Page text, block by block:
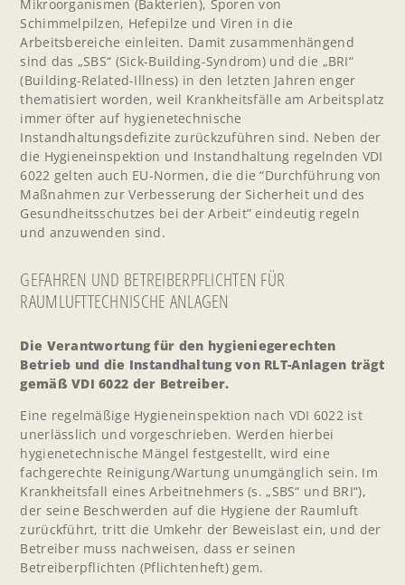
Mikroorganismen (Bakterien), Sporen von
Schimmelpilzen, Hefepilze und Viren in die
Arbeitsbereiche einleiten. Damit zusammenhängend
sind das „SBS“ (Sick-Building-Syndrom) und die „BRI“
(Building-Related-Illness) in den letzten Jahren enger
thematisiert worden, weil Krankheitsfälle am Arbeitsplatz
immer öfter auf hygienetechnische
Instandhaltungsdefizite zurückzuführen sind. Neben der
die Hygieneinspektion und Instandhaltung regelnden VDI
6022 gelten auch EU-Normen, die die “Durchführung von
Maßnahmen zur Verbesserung der Sicherheit und des
Gesundheitsschutzes bei der Arbeit” eindeutig regeln
und anzuwenden sind.
GEFAHREN UND BETREIBERPFLICHTEN FÜR
RAUMLUFTTECHNISCHE ANLAGEN
Die Verantwortung für den hygieniegerechten
Betrieb und die Instandhaltung von RLT-Anlagen trägt
gemäß VDI 6022 der Betreiber.
Eine regelmäßige Hygieneinspektion nach VDI 6022 ist
unerlässlich und vorgeschrieben. Werden hierbei
hygienetechnische Mängel festgestellt, wird eine
fachgerechte Reinigung/Wartung unumgänglich sein. Im
Krankheitsfall eines Arbeitnehmers (s. „SBS“ und BRI“),
der seine Beschwerden auf die Hygiene der Raumluft
zurückführt, tritt die Umkehr der Beweislast ein, und der
Betreiber muss nachweisen, dass er seinen
Betreiberpflichten (Pflichtenheft) gem.